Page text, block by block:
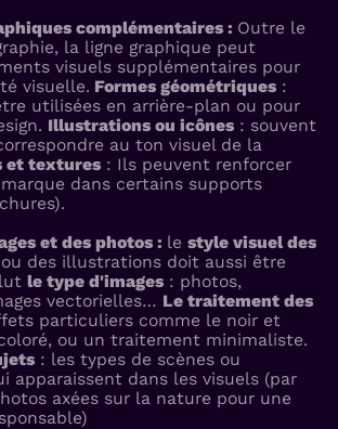
complémentaires : Outre le
la ligne graphique peut
visuels supplémentaires pour
visuelle. Formes géométriques:
utilisées en arrière-plan ou pour
Illustrations ou icônes: souvent
au ton visuel de la
et textures: Ils peuvent renforcer
dans certains supports
et des photos : le style visuel des
des illustrations doit aussi être
le type d'images: photos,
vectorielles… Le traitement des
particuliers comme le noir et
ou un traitement minimaliste.
: les types de scènes ou
apparaissent dans les visuels (par
axées sur la nature pour une